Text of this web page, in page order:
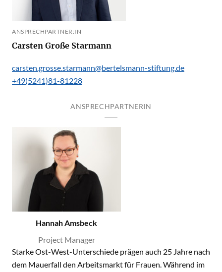
ANSPRECHPARTNER:IN
Carsten Große Starmann
carsten.grosse.starmann@bertelsmann-stiftung.de
+49(5241)81-81228
ANSPRECHPARTNERIN
Hannah Amsbeck
Project Manager
Starke Ost-West-Unterschiede prägen auch 25 Jahre nach
dem Mauerfall den Arbeitsmarkt für Frauen. Während im